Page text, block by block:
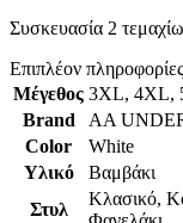
Συσκευασία 2
Επιπλέον πληροφορίες
Μέγεθος 3XL, 4XL,
Brand
AA
Color
White
Υλικό
Βαμβάκι
Στυλ
Κλασικό,